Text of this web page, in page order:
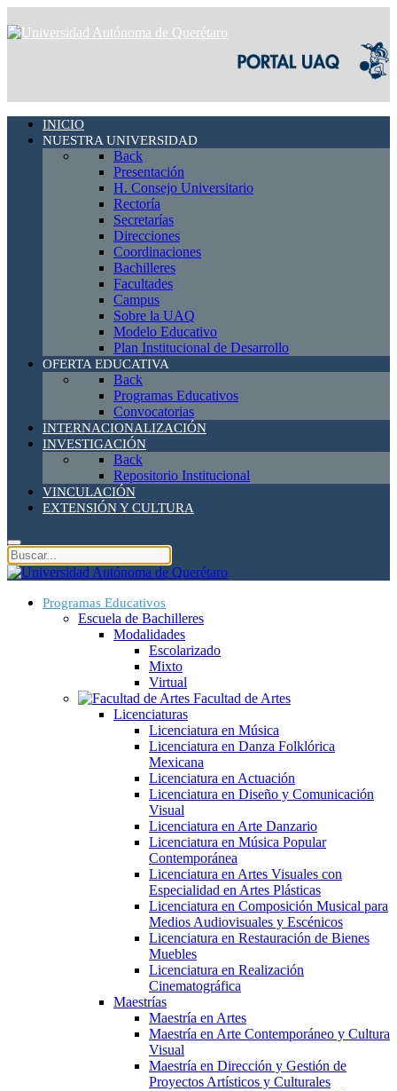
INICIO
NUESTRA UNIVERSIDAD
Back
Presentación
H. Consejo Universitario
Rectoría
Secretarías
Direcciones
Coordinaciones
Bachilleres
Facultades
Campus
Sobre la UAQ
Modelo Educativo
Plan Institucional de Desarrollo
OFERTA EDUCATIVA
Back
Programas Educativos
Convocatorias
INTERNACIONALIZACIÓN
INVESTIGACIÓN
Back
Repositorio Institucional
VINCULACIÓN
EXTENSIÓN Y CULTURA
Programas Educativos
Escuela de Bachilleres
Modalidades
Escolarizado
Mixto
Virtual
Facultad de Artes
Licenciaturas
Licenciatura en Música
Licenciatura en Danza Folklórica
Mexicana
Licenciatura en Actuación
Licenciatura en Diseño y Comunicación
Visual
Licenciatura en Arte Danzario
Licenciatura en Música Popular
Contemporánea
Licenciatura en Artes Visuales con
Especialidad en Artes Plásticas
Licenciatura en Composición Musical para
Medios Audiovisuales y Escénicos
Licenciatura en Restauración de Bienes
Muebles
Licenciatura en Realización
Cinematográfica
Maestrías
Maestría en Artes
Maestría en Arte Contemporáneo y Cultura
Visual
Maestría en Dirección y Gestión de
Proyectos Artísticos y Culturales